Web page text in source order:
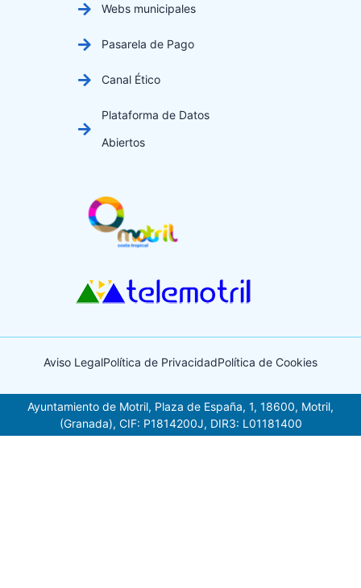
Webs municipales
Pasarela de Pago
Canal Ético
Plataforma de Datos
Abiertos
Aviso LegalPolítica de PrivacidadPolítica de Cookies
Ayuntamiento de Motril, Plaza de España, 1, 18600, Motril,
(Granada), CIF: P1814200J, DIR3: L01181400